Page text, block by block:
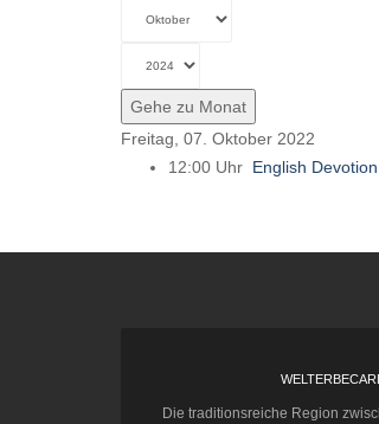
Gehe zu Monat
Freitag, 07. Oktober 2022
12:00 Uhr English Devotion
Die traditionsreiche Region